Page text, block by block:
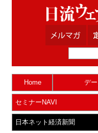
Home デ
セミナーNAVI
日本ネット経済新聞